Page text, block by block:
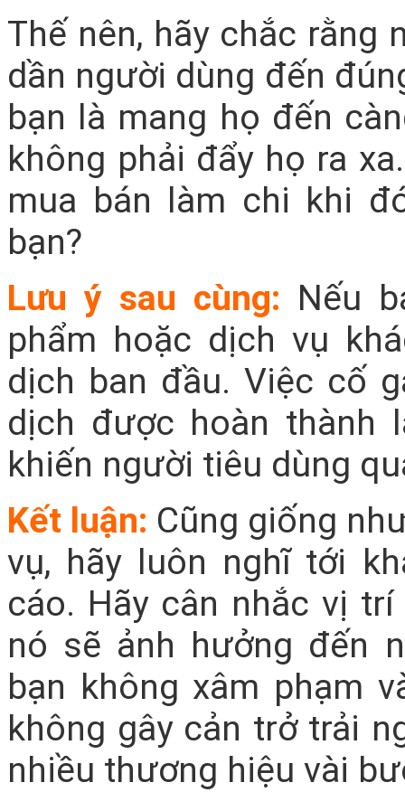
Thế nên, hãy chắc
dần người dùng đến
bạn là mang họ đến
không phải đẩy họ ra
mua bán làm chi khi
bạn?
Lưu ý sau cùng: Nếu
phẩm hoặc dịch vụ
dịch ban đầu. Việc cố
dịch được hoàn thành
khiến người tiêu dùng
Kết luận: Cũng giống
vụ, hãy luôn nghĩ tới
cáo. Hãy cân nhắc vị
nó sẽ ảnh hưởng đến
bạn không xâm phạm
không gây cản trở trải
nhiều thương hiệu vài